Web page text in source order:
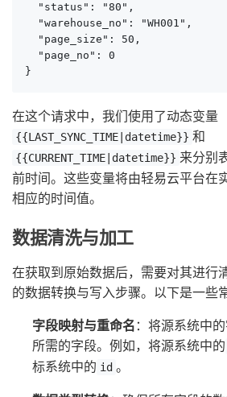
  "status": "80",
  "warehouse_no": "WH001",
  "page_size": 50,
  "page_no": 0
}
在这个请求中，我们使用了动态变量
{{LAST_SYNC_TIME|datetime}} 和
{{CURRENT_TIME|datetime}} 来分别
前时间。这些变量将由轻易云平台在
相应的时间值。
数据清洗与加工
在获取到原始数据后，需要对其进行
的数据转换与写入步骤。以下是一些
字段映射与重命名：将源系统中
所需的字段。例如，将源系统中的
标系统中的 id 。